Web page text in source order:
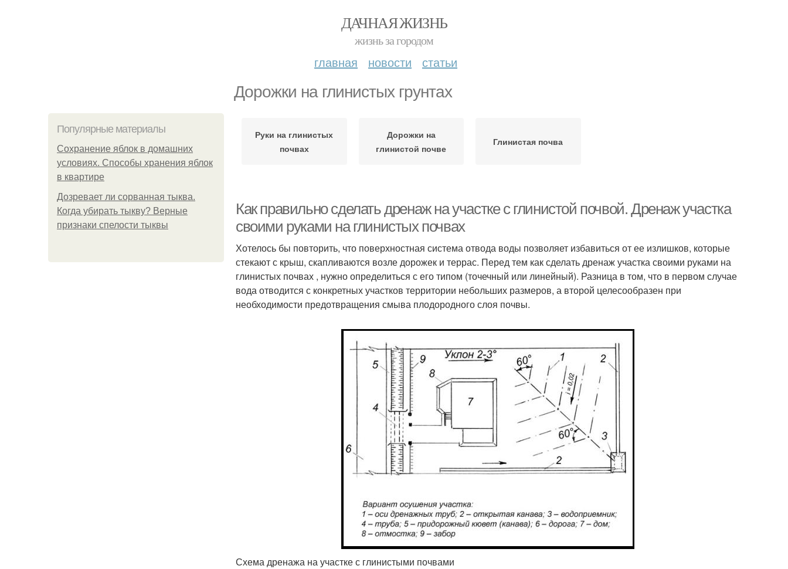
ДАЧНАЯ ЖИЗНЬ
жизнь за городом
главная новости статьи
Дорожки на глинистых грунтах
Популярные материалы
Сохранение яблок в домашних
условиях. Способы хранения яблок
в квартире
Дозревает ли сорванная тыква.
Когда убирать тыкву? Верные
признаки спелости тыквы
Руки на глинистых
почвах
Дорожки на
глинистой почве
Глинистая почва
Как правильно сделать дренаж на участке с глинистой почвой. Дренаж участка
своими руками на глинистых почвах
Хотелось бы повторить, что поверхностная система отвода воды позволяет избавиться от ее излишков, которые
стекают с крыш, скапливаются возле дорожек и террас. Перед тем как сделать дренаж участка своими руками на
глинистых почвах , нужно определиться с его типом (точечный или линейный). Разница в том, что в первом случае
вода отводится с конкретных участков территории небольших размеров, а второй целесообразен при
необходимости предотвращения смыва плодородного слоя почвы.
Схема дренажа на участке с глинистыми почвами